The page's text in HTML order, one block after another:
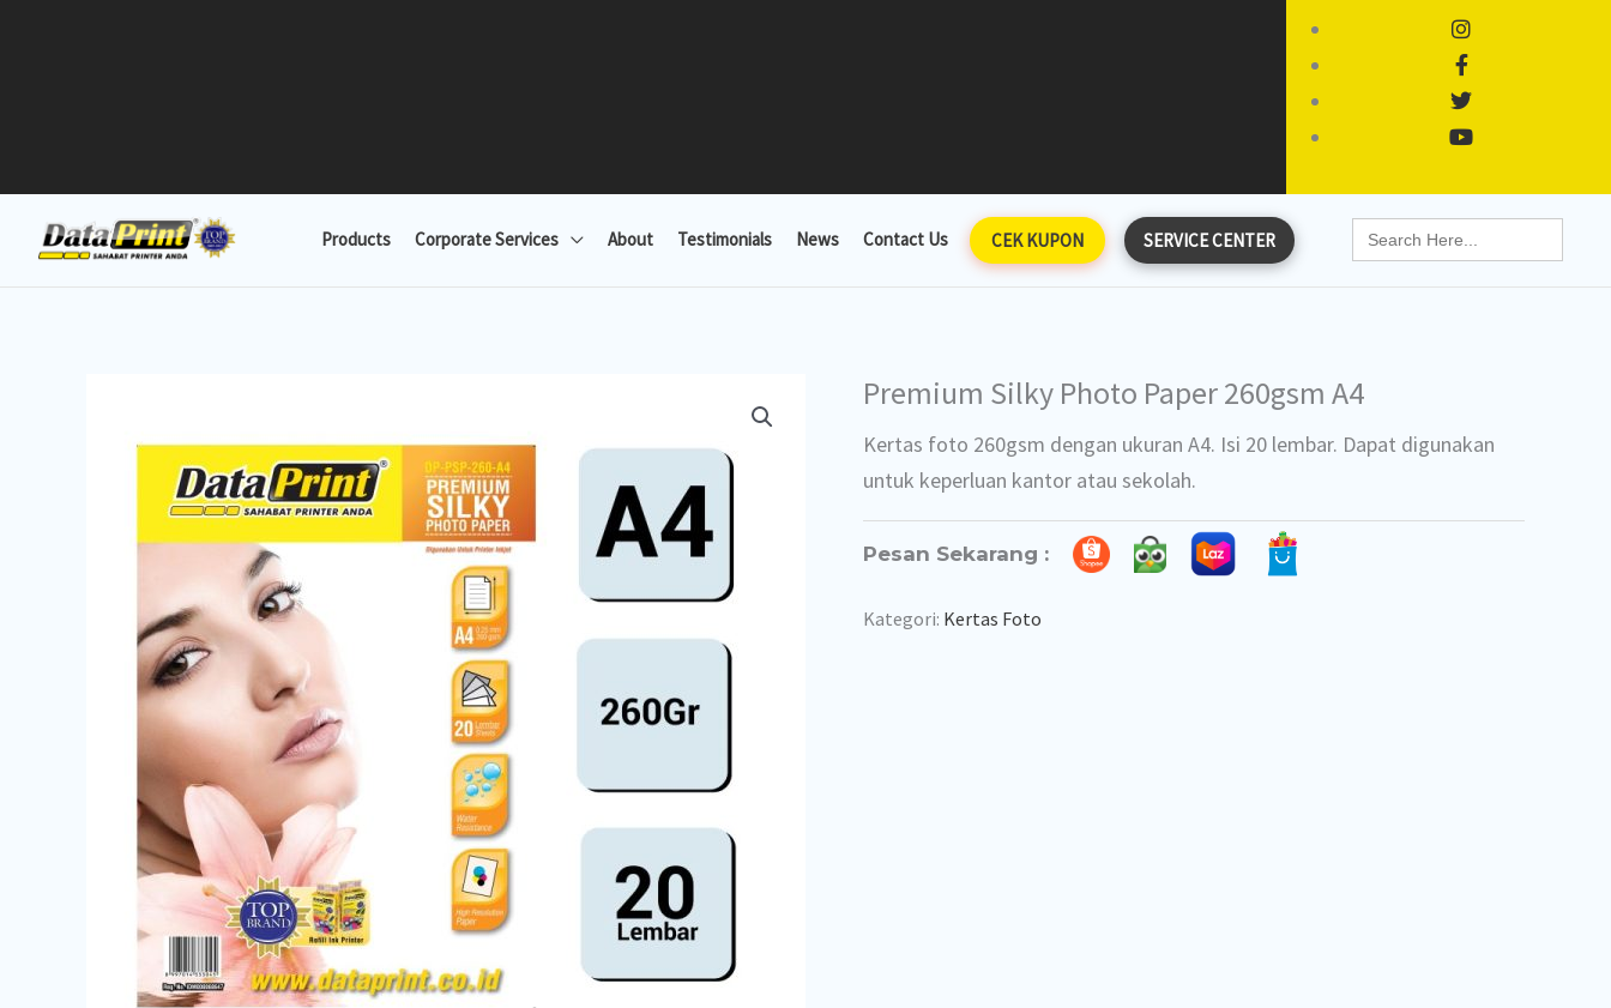
Products Corporate Services About Testimonials News Contact Us CEK KUPON SERVICE CENTER Search
for:
Premium Silky Photo Paper 260gsm A4
Kertas foto 260gsm dengan ukuran A4. Isi 20 lembar. Dapat digunakan
untuk keperluan kantor atau sekolah.
Pesan Sekarang :
Kategori: Kertas Foto